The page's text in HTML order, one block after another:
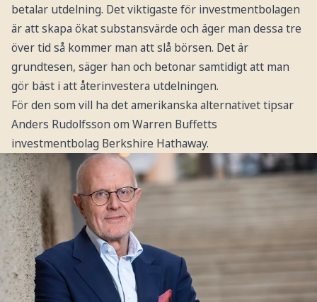
betalar utdelning. Det viktigaste för investmentbolagen
är att skapa ökat substansvärde och äger man dessa tre
över tid så kommer man att slå börsen. Det är
grundtesen, säger han och betonar samtidigt att man
gör bäst i att återinvestera utdelningen.
För den som vill ha det amerikanska alternativet tipsar
Anders Rudolfsson om Warren Buffetts
investmentbolag Berkshire Hathaway.